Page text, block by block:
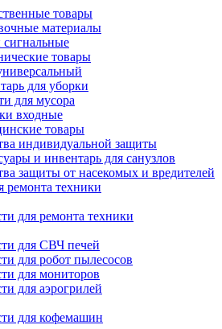
товары
материалы
товары
для уборки
для мусора
входные
товары
индивидуальной защиты
и инвентарь для санузлов
защиты от насекомых и вредителей
ремонта техники
для ремонта техники
для СВЧ печей
для робот пылесосов
для мониторов
для аэрогрилей
для кофемашин